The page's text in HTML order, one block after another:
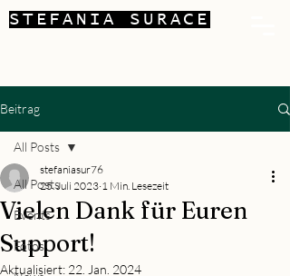
STEFANIA SURACE
Beitrag
All Posts
Events
Fotos
All Posts
Vielen Dank für Euren
Support!
stefaniasur76
25. Juli 2023 1 Min. Lesezeit
Aktualisiert: 22. Jan. 2024